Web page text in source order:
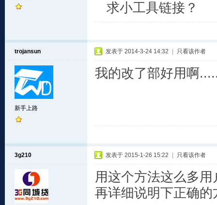
求小工具链接？
trojansun
新手上路
发表于 2014-3-24 14:32 只看该作者
我的改了部好用啊
3g210 发表于 2015-1-26 15:22 只看该作者
用这个方法这么多
再详细说明下正确的